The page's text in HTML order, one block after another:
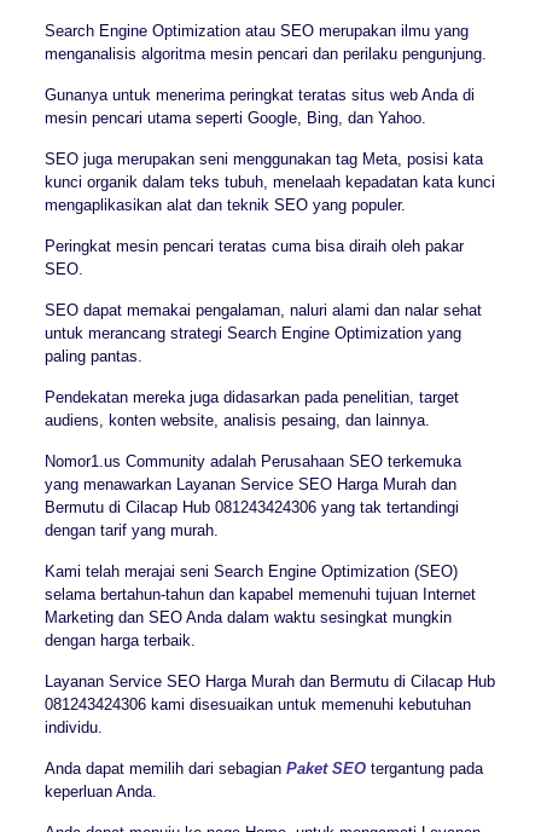
Search Engine Optimization atau SEO merupakan ilmu yang
menganalisis algoritma mesin pencari dan perilaku pengunjung.
Gunanya untuk menerima peringkat teratas situs web Anda di
mesin pencari utama seperti Google, Bing, dan Yahoo.
SEO juga merupakan seni menggunakan tag Meta, posisi kata
kunci organik dalam teks tubuh, menelaah kepadatan kata kunci
mengaplikasikan alat dan teknik SEO yang populer.
Peringkat mesin pencari teratas cuma bisa diraih oleh pakar
SEO.
SEO dapat memakai pengalaman, naluri alami dan nalar sehat
untuk merancang strategi Search Engine Optimization yang
paling pantas.
Pendekatan mereka juga didasarkan pada penelitian, target
audiens, konten website, analisis pesaing, dan lainnya.
Nomor1.us Community adalah Perusahaan SEO terkemuka
yang menawarkan Layanan Service SEO Harga Murah dan
Bermutu di Cilacap Hub 081243424306 yang tak tertandingi
dengan tarif yang murah.
Kami telah merajai seni Search Engine Optimization (SEO)
selama bertahun-tahun dan kapabel memenuhi tujuan Internet
Marketing dan SEO Anda dalam waktu sesingkat mungkin
dengan harga terbaik.
Layanan Service SEO Harga Murah dan Bermutu di Cilacap Hub
081243424306 kami disesuaikan untuk memenuhi kebutuhan
individu.
Anda dapat memilih dari sebagian Paket SEOtergantung pada
keperluan Anda.